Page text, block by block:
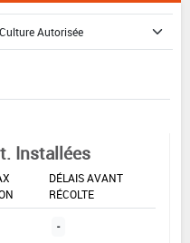
Installées
DÉLAIS AVANT
RÉCOLTE
-